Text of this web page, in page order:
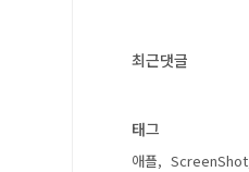
최근댓글
태그
애플 ScreenShot